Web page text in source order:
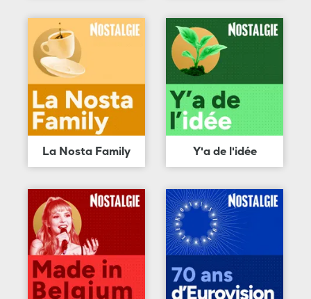
La Nosta Family Y'a de l'idée